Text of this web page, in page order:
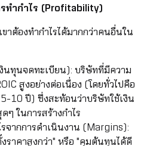
ทำกำไร (Profitability)
าต้องทำกำไรได้มากกว่าคนอื่นใน
นทุนจดทะเบียน): บริษัทที่มีความ
สูงอย่างต่อเนื่อง (โดยทั่วไปคือ
10 ปี) ซึ่งสะท้อนว่าบริษัทใช้เงิน
ในการสร้างกำไร
จากการดำเนินงาน (Margins):
ราคาสูงกว่า" หรือ "คุมต้นทุนได้ดี